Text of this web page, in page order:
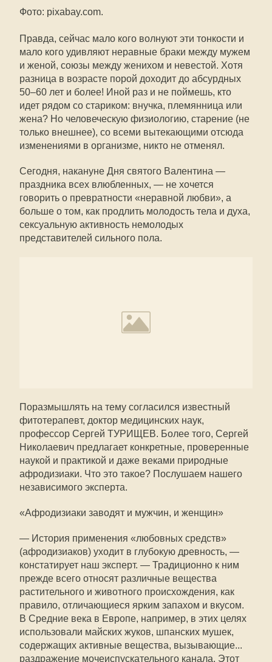
Фото: рixabay.com.
Правда, сейчас мало кого волнуют эти тонкости и
мало кого удивляют неравные браки между мужем
и женой, союзы между женихом и невестой. Хотя
разница в возрасте порой доходит до абсурдных
50–60 лет и более! Иной раз и не поймешь, кто
идет рядом со стариком: внучка, племянница или
жена? Но человеческую физиологию, старение (не
только внешнее), со всеми вытекающими отсюда
изменениями в организме, никто не отменял.
Cегодня, накануне Дня святого Валентина —
праздника всех влюбленных, — не хочется
говорить о превратности «неравной любви», а
больше о том, как продлить молодость тела и духа,
сексуальную активность немолодых
представителей сильного пола.
Поразмышлять на тему согласился известный
фитотерапевт, доктор медицинских наук,
профессор Сергей ТУРИЩЕВ. Более того, Сергей
Николаевич предлагает конкретные, проверенные
наукой и практикой и даже веками природные
афродизиаки. Что это такое? Послушаем нашего
независимого эксперта.
«Афродизиаки заводят и мужчин, и женщин»
— История применения «любовных средств»
(афродизиаков) уходит в глубокую древность, —
констатирует наш эксперт. — Традиционно к ним
прежде всего относят различные вещества
растительного и животного происхождения, как
правило, отличающиеся ярким запахом и вкусом.
В Средние века в Европе, например, в этих целях
использовали майских жуков, шпанских мушек,
содержащих активные вещества, вызывающие...
раздражение мочеиспускательного канала. Этот